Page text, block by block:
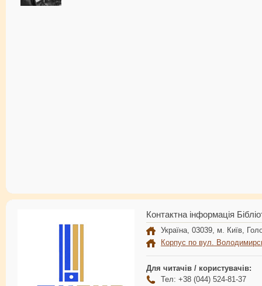
Контактна інформація
Україна, 03039, м. Київ,
Корпус по вул.
Для читачів / користувачів:
Тел: +38 (044) 524-81-37